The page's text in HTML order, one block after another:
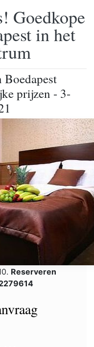
Goedkope
in het
prijzen - 3-
Reserveren